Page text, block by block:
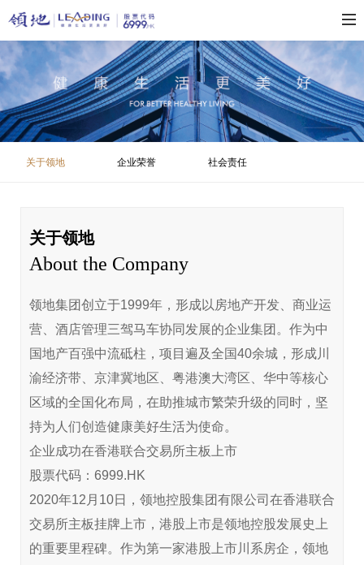
关于领地 企业荣誉 社会责任
关于领地
About the Company
领地集团创立于1999年，形成以房地产开发、商业运
营、酒店管理三驾马车协同发展的企业集团。作为中
国地产百强中流砥柱，项目遍及全国40余城，形成川
渝经济带、京津冀地区、粤港澳大湾区、华中等核心
区域的全国化布局，在助推城市繁荣升级的同时，坚
持为人们创造健康美好生活为使命。
企业成功在香港联合交易所主板上市
股票代码：6999.HK
2020年12月10日，领地控股集团有限公司在香港联合
交易所主板挂牌上市，港股上市是领地控股发展史上
的重要里程碑。作为第一家港股上市川系房企，领地